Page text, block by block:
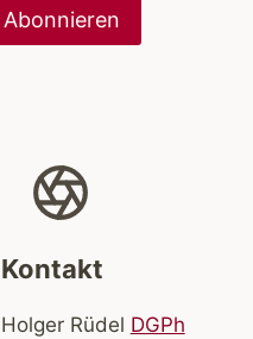
Kontakt
Holger Rüdel DGPh